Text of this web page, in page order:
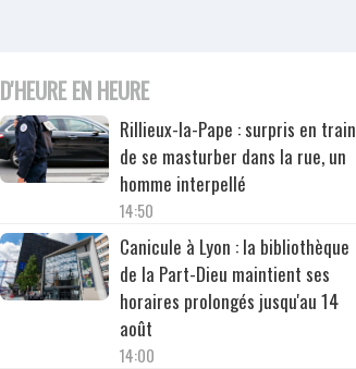
D'HEURE EN HEURE
Rillieux-la-Pape : surpris en train
de se masturber dans la rue, un
homme interpellé
14:50
Canicule à Lyon : la bibliothèque
de la Part-Dieu maintient ses
horaires prolongés jusqu'au 14
août
14:00